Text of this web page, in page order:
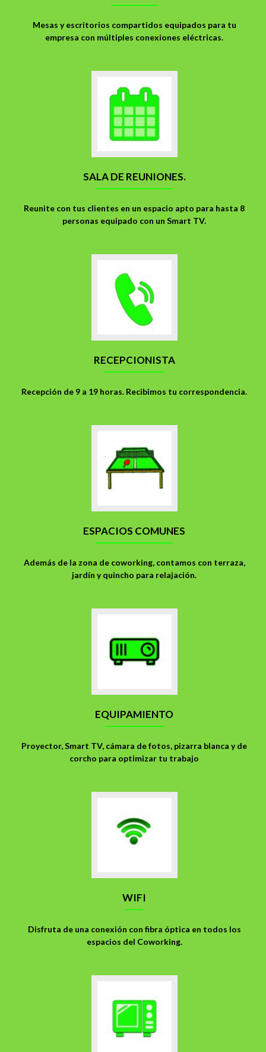
Mesas y escritorios compartidos equipados para tu
empresa con múltiples conexiones eléctricas.
a
Sala
de
reuniones.
SALA DE REUNIONES.
Reunite con tus clientes en un espacio apto para hasta 8
personas equipado con un Smart TV.
Recepcionista
RECEPCIONISTA
Recepción de 9 a 19 horas. Recibimos tu correspondencia.
a
Espacios
ESPACIOS COMUNES
Además de la zona de coworking, contamos con terraza,
jardín y quincho para relajación.
EQUIPAMIENTO
Proyector, Smart TV, cámara de fotos, pizarra blanca y de
corcho para optimizar tu trabajo
WIFI
Disfruta de una conexión con fibra óptica en todos los
espacios del Coworking.